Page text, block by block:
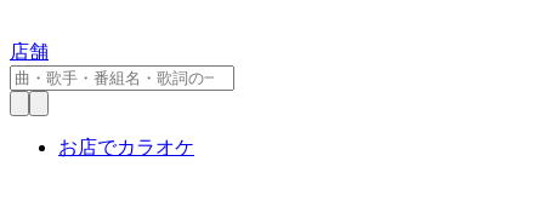
店舗
お店でカラオケ